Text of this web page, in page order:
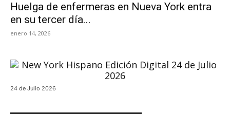
Huelga de enfermeras en Nueva York entra
en su tercer día...
enero 14, 2026
24 de Julio 2026